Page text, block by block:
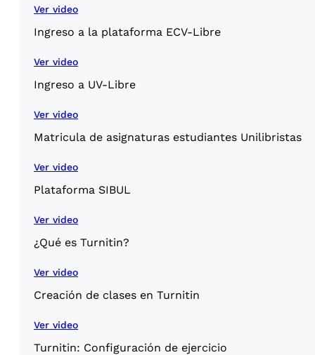
Ver video
Ingreso a la plataforma ECV-Libre
Ver video
Ingreso a UV-Libre
Ver video
Matricula de asignaturas estudiantes Unilibristas
Ver video
Plataforma SIBUL
Ver video
¿Qué es Turnitin?
Ver video
Creación de clases en Turnitin
Ver video
Turnitin: Configuración de ejercicio